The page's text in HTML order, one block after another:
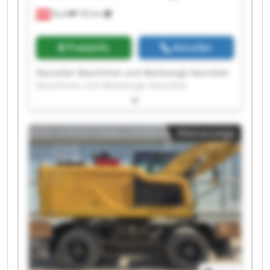
Kuchl 105 km
Preisinfo Anrufen
Neureiter Maschinen und Werkzeuge Neureiter
Maschinen und Werkzeuge Neureiter
Maschinen und Werkzeuge Neureiter
Maschinen und Werkzeuge Neureiter
Maschinen und Werkzeuge Neureiter
Maschinen und Werkzeuge Neureiter
Maschinen und Werkzeuge Neureiter
Maschinen und Werkzeuge Neureiter
Maschinen und Werkzeuge Neureiter
Maschinen und Werkzeuge Neureiter
Maschinen und Werkzeuge Neureiter
Maschinen und Werkzeuge Neureiter
Maschinen und Werkzeuge Neureiter
Kleinanzeige